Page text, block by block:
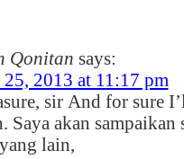
Qonitan says:
25, 2013 at 11:17 pm
sir And for sure
Saya akan sampaikan
lain,